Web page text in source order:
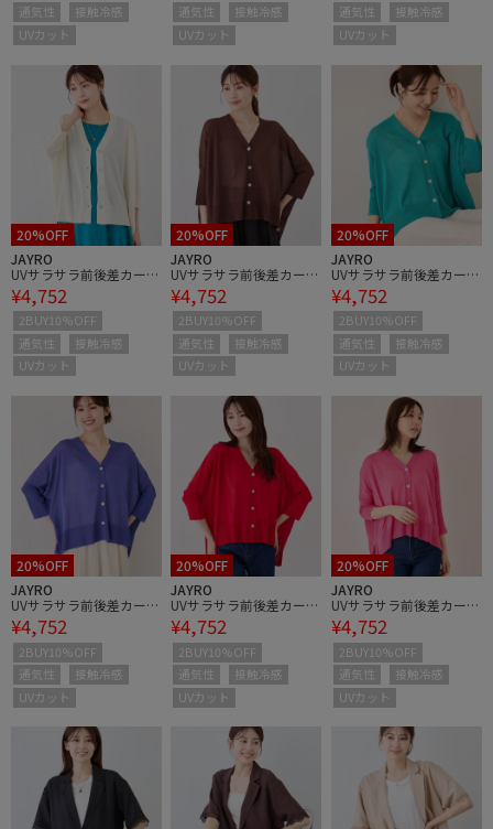
通気性
接触冷感
UVカット
通気性
接触冷感
UVカット
通気性
接触冷感
UVカット
20%OFF
JAYRO
UVサラサラ前後差カーデ
ィガン
¥4,752
2BUY10%OFF
通気性
接触冷感
UVカット
20%OFF
JAYRO
UVサラサラ前後差カーデ
ィガン
¥4,752
2BUY10%OFF
通気性
接触冷感
UVカット
20%OFF
JAYRO
UVサラサラ前後差カーデ
ィガン
¥4,752
2BUY10%OFF
通気性
接触冷感
UVカット
20%OFF
JAYRO
UVサラサラ前後差カーデ
ィガン
¥4,752
2BUY10%OFF
通気性
接触冷感
UVカット
20%OFF
JAYRO
UVサラサラ前後差カーデ
ィガン
¥4,752
2BUY10%OFF
通気性
接触冷感
UVカット
20%OFF
JAYRO
UVサラサラ前後差カーデ
ィガン
¥4,752
2BUY10%OFF
通気性
接触冷感
UVカット